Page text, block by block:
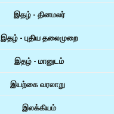
இதழ் - தினமலர்
இதழ் - புதிய தலைமுறை
இதழ் - மானுடம்
இயற்கை வரலாறு
இலக்கியம்